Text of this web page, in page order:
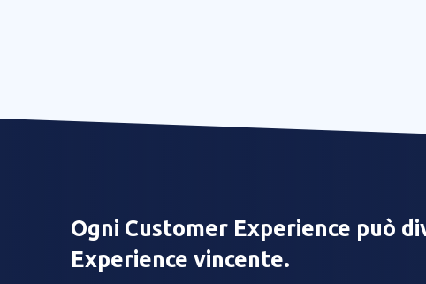
Ogni Customer Experience può
Experience vincente.